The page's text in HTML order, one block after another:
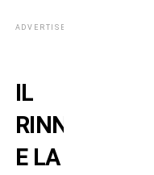
ADVERTISEMENT
IL
RINNOVO
E LA